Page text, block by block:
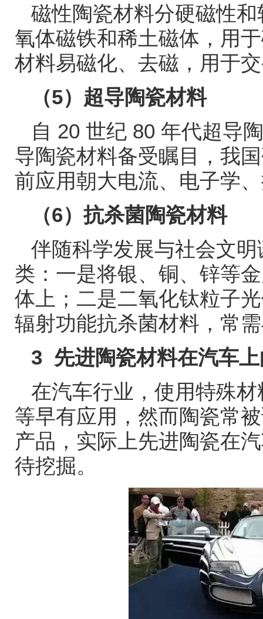
磁性陶瓷材料分硬磁性
氧体磁铁和稀土磁体，用
材料易磁化、去磁，用于
（5）超导陶瓷材料
自 20 世纪 80 年代超导
导陶瓷材料备受瞩目，我
前应用朝大电流、电子学
（6）抗杀菌陶瓷材料
伴随科学发展与社会文
类：一是将银、铜、锌等
体上；二是二氧化钛粒子
辐射功能抗杀菌材料，常
3 先进陶瓷材料在汽车
在汽车行业，使用特殊
等早有应用，然而陶瓷常
产品，实际上先进陶瓷在
待挖掘。